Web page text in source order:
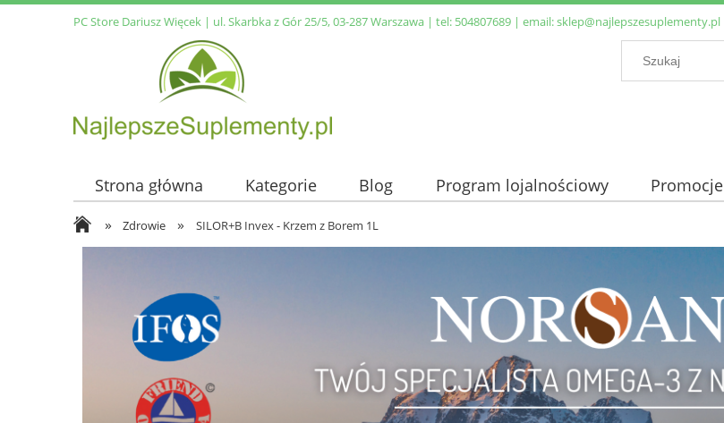
PC Store Dariusz Więcek | ul. Skarbka z Gór 25/5, 03-287 Warszawa | tel: 504807689 | email:sklep@najlepszesuplementy.pl
Strona główna Kategorie Blog Program lojalnościowy Promocje
» Zdrowie » SILOR+B Invex - Krzem z Borem 1L